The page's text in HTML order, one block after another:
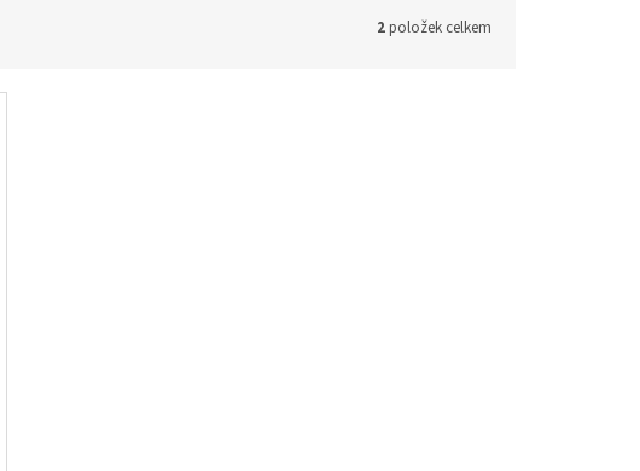
2položek celkem